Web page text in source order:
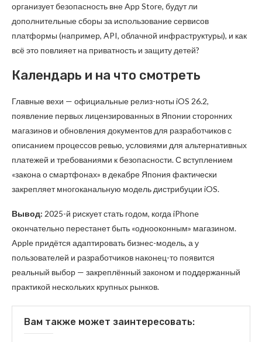
организует безопасность вне App Store, будут ли
дополнительные сборы за использование сервисов
платформы (например, API, облачной инфраструктуры), и как
всё это повлияет на приватность и защиту детей?
Календарь и на что смотреть
Главные вехи — официальные релиз-ноты iOS 26.2,
появление первых лицензированных в Японии сторонних
магазинов и обновления документов для разработчиков с
описанием процессов ревью, условиями для альтернативных
платежей и требованиями к безопасности. С вступлением
«закона о смартфонах» в декабре Япония фактически
закрепляет многоканальную модель дистрибуции iOS.
Вывод: 2025-й рискует стать годом, когда iPhone
окончательно перестанет быть «однооконным» магазином.
Apple придётся адаптировать бизнес-модель, а у
пользователей и разработчиков наконец-то появится
реальный выбор — закреплённый законом и поддержанный
практикой нескольких крупных рынков.
Вам также может заинтересовать: